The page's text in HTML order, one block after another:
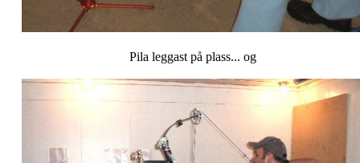
Pila leggast på plass... og